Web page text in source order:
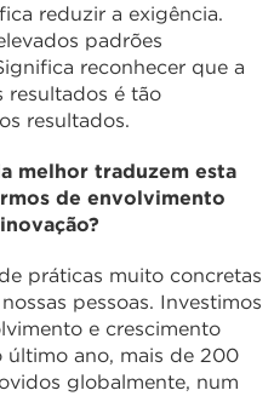
reduzir a exigência.
padrões
reconhecer que a
resultados é tão
resultados.
melhor traduzem esta
de envolvimento
práticas muito concretas
pessoas. Investimos
e crescimento
último ano, mais de 200
globalmente, num